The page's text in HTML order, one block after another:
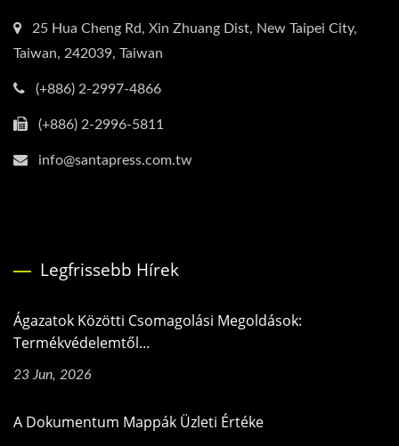
25 Hua Cheng Rd, Xin Zhuang Dist, New Taipei City,
Taiwan, 242039, Taiwan
(+886) 2-2997-4866
(+886) 2-2996-5811
info@santapress.com.tw
Legfrissebb Hírek
Ágazatok Közötti Csomagolási Megoldások:
Termékvédelemtől...
23 Jun, 2026
A Dokumentum Mappák Üzleti Értéke